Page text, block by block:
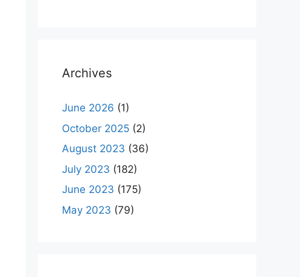
Archives
June 2026 (1)
October 2025 (2)
August 2023 (36)
July 2023 (182)
June 2023 (175)
May 2023 (79)